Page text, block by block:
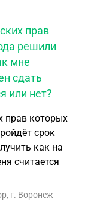
прав
решили
мне
сдать
или нет?
прав которых
срок
как на
считается
г. Воронеж